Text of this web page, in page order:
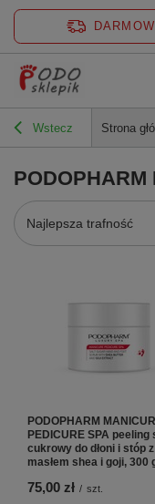
Wstecz Strona
PODOPHARM
Najlepsza trafność
PODOPHARM
PEDICURE SPA peeling
cukrowy do dłoni i stóp z
masłem shea i goji, 300
75,00 zł / szt.